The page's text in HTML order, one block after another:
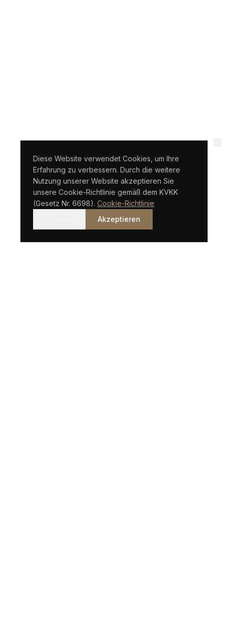
Diese Website verwendet Cookies, um Ihre
Erfahrung zu verbessern. Durch die weitere
Nutzung unserer Website akzeptieren Sie
unsere Cookie-Richtlinie gemäß dem KVKK
(Gesetz Nr. 6698). Cookie-Richtlinie
Akzeptieren